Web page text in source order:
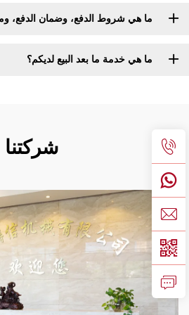
ما هي شروط الدفع، وضمان الدفع،
ما هي خدمة ما بعد البيع لديكم؟
شركتنا